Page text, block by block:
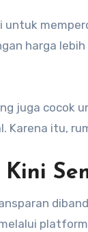
harga
juga cocok
itu,